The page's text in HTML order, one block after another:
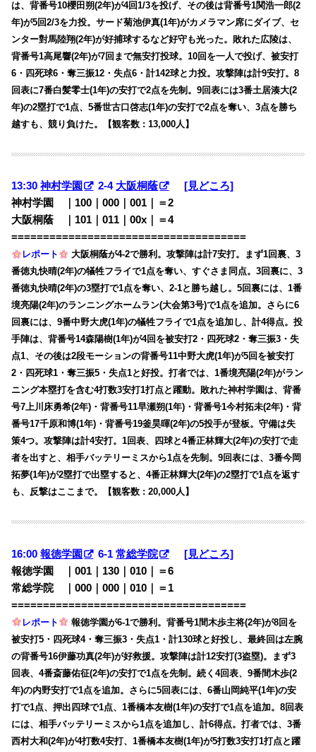
は、背番号10櫻田朔(2年)が4回1/3を投げ、その後は背番号1関浩一郎(2
年)が5回2/3を力投。サード菊池伊真(1年)がカメラマン席にダイブ、セ
ンター對馬陸翔(2年)が好捕球するなど好守も光った。敗れた広陵は、
背番号1高尾響(2年)が7回まで無安打投球。10回を一人で投げ、被安打
6・四死球6・奪三振12・失点6・計142球と力投。攻撃陣は計9安打。8
回表に7番白髪零士(1年)の安打で2点を先制。9回表には3番土居湊大(2
年)の2塁打で1点、5番世古口啓志(1年)の安打で2点を奪い、3点を勝ち
越すも、競り負けた。【観客数 : 13,000人】
13:30神村学園 2-4 大阪桐蔭
[見どころ]
神村学園 ｜100｜000｜001｜＝2
大阪桐蔭 ｜101｜011｜00x｜＝4
=====================================
レポート
大阪桐蔭が4-2で勝利。攻撃陣は計7安打。まず1回裏、3
番徳丸快晴(2年)の犠牲フライで1点を奪い、すぐさま同点。3回裏に、3
番徳丸快晴(2年)の3塁打で1点を奪い、2-1と勝ち越し。5回裏には、1番
境亮陽(2年)のランニングホームラン(大会第3号)で1点を追加。さらに6
回裏には、9番中野大虎(1年)の犠牲フライで1点を追加し、計4得点。投
手陣は、背番号14森陽樹(1年)が4回を被安打2・四死球2・奪三振3・失
点1、その後は2段モーションの背番号11中野大虎(1年)が5回を被安打
2・四死球1・奪三振5・失点1と好投。打者では、1番境亮陽(2年)がラン
ニング本塁打を含む4打数3安打1打点と躍動。敗れた神村学園は、背番
号7上川床勇希(2年)・背番号11早瀬朔(1年)・背番号1今村拓未(2年)・背
番号17千原和博(1年)・背番号19釜昊暉(2年)の5投手が登板。守備は失
策4つ。攻撃陣は計4安打。1回表、四球と4番正林輝大(2年)の安打で走
者を出すと、相手バッテリーミスから1点を先制。9回表には、3番今岡
拓夢(1年)が2塁打で出塁すると、4番正林輝大(2年)の2塁打で1点を返す
も、反撃はここまで。【観客数 : 20,000人】
16:00報徳学園 6-1常総学院
[見どころ]
報徳学園 ｜001｜130｜010｜＝6
常総学院 ｜000｜000｜010｜＝1
=====================================
レポート
報徳学園が6-1で勝利。背番号1間木歩主将(2年)が8回を
被安打5・四死球4・奪三振3・失点1・計130球と好投し、最終回は左腕
の背番号16伊藤功真(2年)が好救援。攻撃陣は計12安打(3盗塁)。まず3
回表、4番斎藤佑征(2年)の安打で1点を先制。続く4回表、9番間木歩(2
年)の内野安打で1点を追加。さらに5回表には、6番山岡純平(1年)の安
打で1点、押出四球で1点、1番橋本友樹(1年)の安打で1点を追加。8回表
には、相手バッテリーミスから1点を追加し、計6得点。打者では、3番
西村大和(2年)が4打数4安打、1番橋本友樹(1年)が5打数3安打1打点と躍